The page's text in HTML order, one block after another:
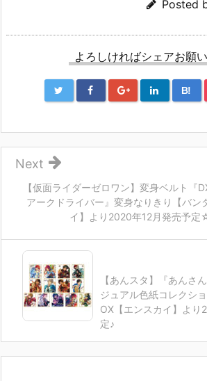
Posted
よろしければシェアお願
B!
【仮面ライダーゼロワン】変身ベルト『
アークドライバー』変身なりきり【バン
イ】より2020年12月発売予定
Next
【あんスタ】『あんさ
ジュアル色紙コレクシ
OX【エンスカイ】より
定♪